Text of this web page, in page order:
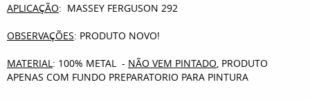
APLICAÇÃO: MASSEY FERGUSON 292
OBSERVAÇÕES: PRODUTO NOVO!
MATERIAL : 100% METAL - NÃO VEM PINTADO , PRODUTO
APENAS COM FUNDO PREPARATORIO PARA PINTURA